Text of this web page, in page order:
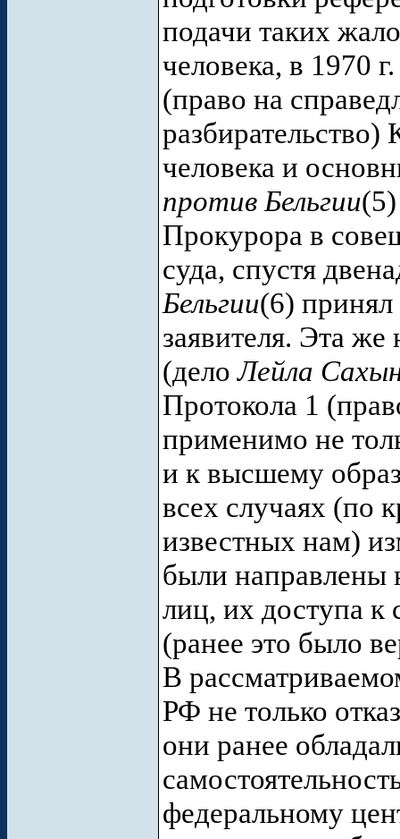
подачи таких
человека, в 1970
(право на
человека и
против Бельгии
Прокурора в
суда, спустя
Бельгии(6)
заявителя. Эта
(делоЛейла
Протокола 1
применимо не
и к высшему
всех случаях (по
известных нам)
были направлены
лиц, их доступа к
(ранее это было
В
РФ не только
они ранее
федеральному